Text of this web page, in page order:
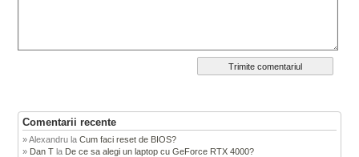
Comentarii recente
Alexandru laCum faci reset de BIOS?
Dan T la De ce sa alegi un laptop cu GeForce RTX 4000?